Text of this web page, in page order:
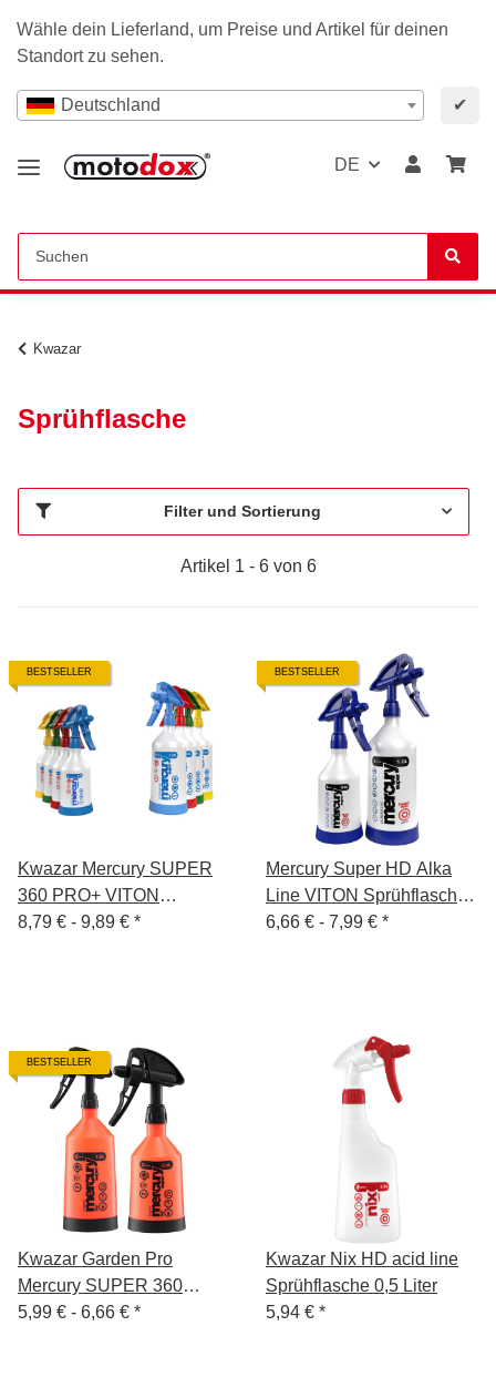
Wähle dein Lieferland, um Preise und Artikel für deinen
Standort zu sehen.
Deutschland ✔
DE
Kwazar
Sprühflasche
Filter und Sortierung
Artikel 1 - 6 von 6
BESTSELLER
Kwazar Mercury SUPER
360 PRO+ VITON
Sprühflasche 0,5 L / 1 L
8,79 € - 9,89 € *
BESTSELLER
Mercury Super HD Alka
Line VITON Sprühflasche
0,5 L / 1 L
6,66 € - 7,99 € *
BESTSELLER
Kwazar Garden Pro
Mercury SUPER 360
VITON Sprühflasche 0,5 L
5,99 € - 6,66 € *
Kwazar Nix HD acid line
Sprühflasche 0,5 Liter
5,94 € *